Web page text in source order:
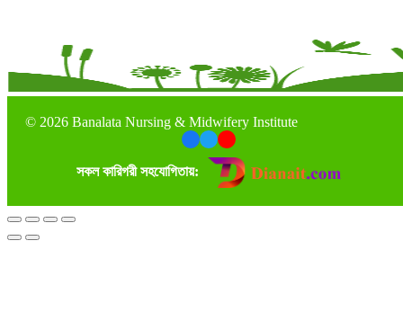
© 2026 Banalata Nursing & Midwifery Institute
সকল কারিগরী সহযোগিতায়: